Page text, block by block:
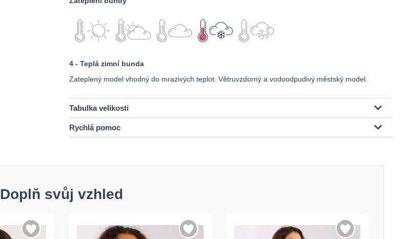
4 - Teplá zimní bunda
Zateplený model vhodný do mrazivých teplot. Větruvzdorný a vodoodpudivý městský model.
Tabulka velikosti
Rychlá pomoc
Doplň svůj vzhled